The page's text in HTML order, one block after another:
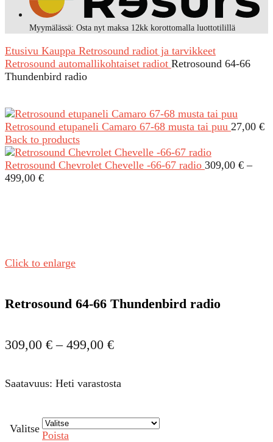
Myymälässä: Osta nyt maksa 12kk korottomalla luottotilillä
Etusivu Kauppa Retrosound radiot ja tarvikkeet
Retrosound automallikohtaiset radiot Retrosound 64-66
Thundenbird radio
Retrosound etupaneli Camaro 67-68 musta tai puu 27,00 €
Back to products
Retrosound Chevrolet Chevelle -66-67 radio 309,00 € –
499,00 €Hintaluokka:
Click to enlarge
Retrosound 64-66 Thundenbird radio
309,00 € – 499,00 €Hintaluokka:
499,00 €
Saatavuus: Heti varastosta
Valitse
Poista